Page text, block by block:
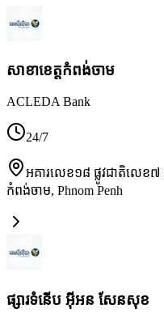
សាខា​ខេត្តកំពង់ចាម
ACLEDA Bank
24/7
អគារលេខ១៨ ផ្លូវជាតិលេខ៧
កំពង់ចាម, Phnom Penh
ផ្សារទំនើប អ៊ីអន សែនសុខ